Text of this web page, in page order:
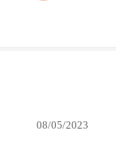
08/05/2023